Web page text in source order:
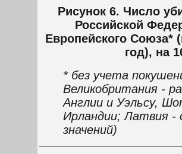
Рисунок 6. Число
Российской
Европейского Союза*
год), на
* без учета
Великобритания -
Англии и Уэльсу,
Ирландии; Латвия -
значений)